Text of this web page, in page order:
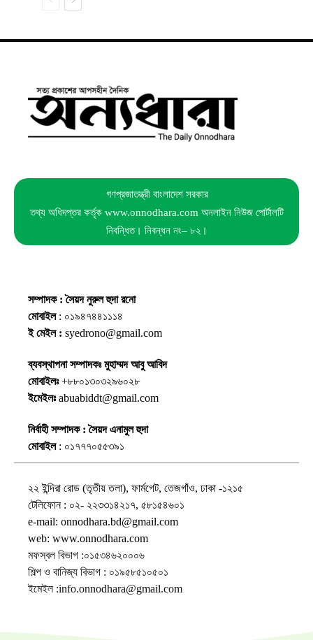
গণপ্রজাতন্ত্রী বাংলাদেশ সরকার
তথ্য অধিদপ্তর কর্তৃক www.onnodhara.com অনলাইন নিউজ পোর্টালটি
নিবন্ধিত। নিবন্ধন নং– ৮২।
সম্পাদক : সৈয়দ নুরুল হুদা রনো
মোবাইল: ০১৯৪৭৪৪১১১৪
ই মেইল : syedrono@gmail.com
ব্যবস্থাপনা সম্পাদকঃ মুহাম্মদ আবু আবিদ
মোবাইলঃ+৮৮০১৩০৩২৯৬০২৮
ইমেইলঃabuabiddt@gmail.com
নির্বাহী সম্পাদক : সৈয়দ এনামুল হুদা
মোবাইল: ০১৭৭৭০৫৫৩৯১
২২ ইন্দিরা রোড (তৃতীয় তলা), ফার্মগেট, তেজগাঁও, ঢাকা -১২১৫
টেলিফোন : ০২- ২২৩৩১৪২১৭, ৫৮১৫৪৬০১
e-mail: onnodhara.bd@gmail.com
web: www.onnodhara.com
মফস্বল বিভাগ :০১৫৩৪৬২০০০৬
শিল্প ও বানিজ্য বিভাগ : ০১৯৫৮৫১০৫০১
ইমেইল :info.onnodhara@gmail.com